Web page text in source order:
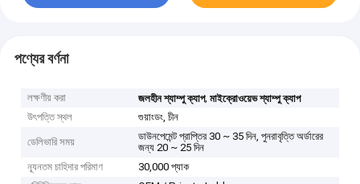
পণ্যের বর্ণনা
লক্ষণীয় করা জলহীন শ্যাম্পু ক্যাপ,মাইক্রোওয়েভ শ্যাম্পু ক্যাপ
উৎপত্তি স্থল
গুয়াংডং, চীন
ডেলিভারি সময়
ডাউনপেমেন্ট প্রাপ্তির 30 ~ 35 দিন, পুনরাবৃত্তি অর্ডারের
জন্য 20 ~ 25 দিন
ন্যূনতম চাহিদার পরিমাণ
30,000 প্যাক